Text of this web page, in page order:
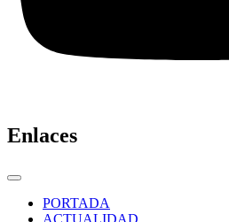
Enlaces
PORTADA